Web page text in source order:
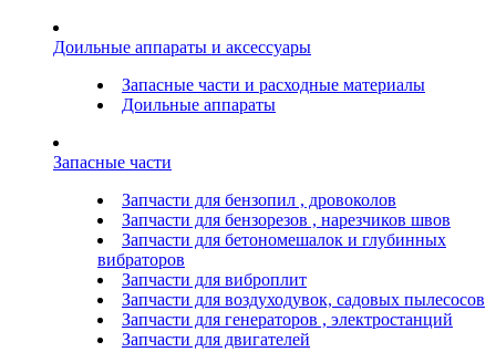
Доильные аппараты и аксессуары
Запасные части и расходные материалы
Доильные аппараты
Запасные части
Запчасти для бензопил , дровоколов
Запчасти для бензорезов , нарезчиков швов
Запчасти для бетономешалок и глубинных
вибраторов
Запчасти для виброплит
Запчасти для воздуходувок, садовых пылесосов
Запчасти для генераторов , электростанций
Запчасти для двигателей